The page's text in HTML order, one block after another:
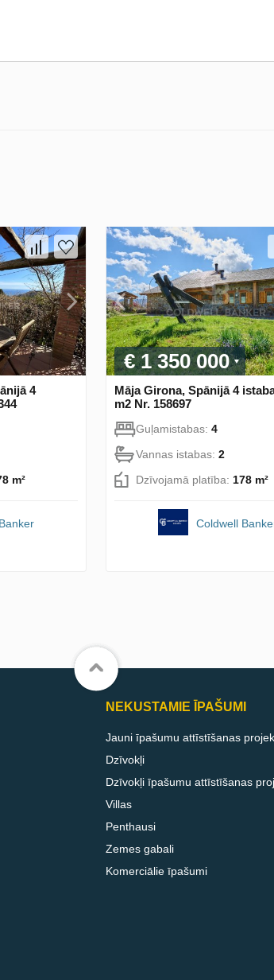
4
m²
€ 1 350 000
Māja Girona, Spānijā 4
m2 Nr. 158697
Guļamistabas: 4
Vannas istabas: 2
Dzīvojamā platība: 178 m²
Coldwell
NEKUSTAMIE ĪPAŠUMI
Jauni īpašumu attīstīšanas
Dzīvokļi
Dzīvokļi īpašumu attīstīšanas
Villas
Penthausi
Zemes gabali
Komerciālie īpašumi